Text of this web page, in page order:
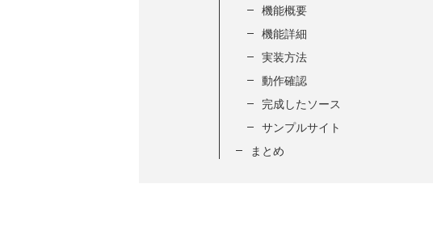
機能概要
機能詳細
実装方法
動作確認
完成したソース
サンプルサイト
まとめ